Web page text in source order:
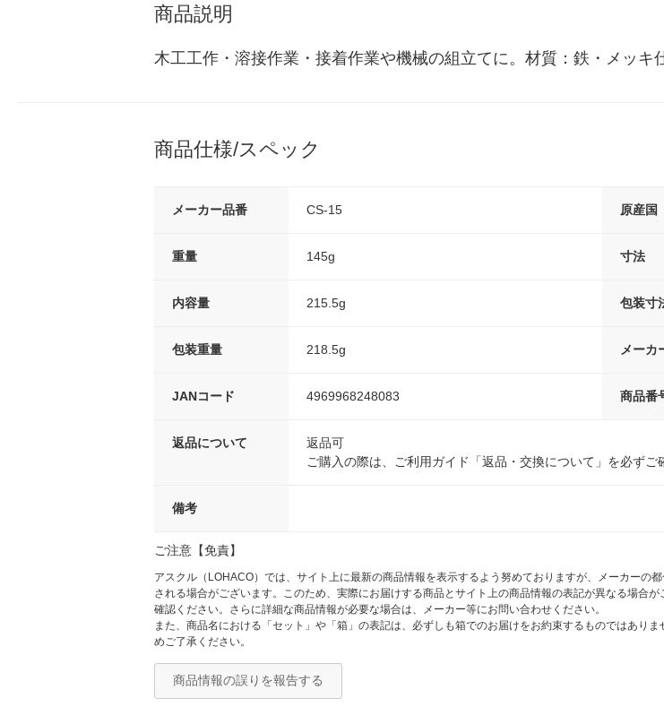
商品説明
木工工作・溶接作業・接着作業や機械の組立てに。材質：鉄・メッキ
商品仕様/スペック
メーカー品番 CS-15 原産国
重量 145g 寸法
内容量 215.5g 包装寸
包装重量 218.5g メーカ
JANコード 4969968248083 商品番
返品について
返品可
ご購入の際は、ご利用ガイド「返品・交換について」を必ずご
備考
ご注意【免責】
アスクル（LOHACO）では、サイト上に最新の商品情報を表示するよう努めておりますが、メーカーの
される場合がございます。このため、実際にお届けする商品とサイト上の商品情報の表記が異なる場合
確認ください。さらに詳細な商品情報が必要な場合は、メーカー等にお問い合わせください。
また、商品名における「セット」や「箱」の表記は、必ずしも箱でのお届けをお約束するものではあり
めご了承ください。
商品情報の誤りを報告する